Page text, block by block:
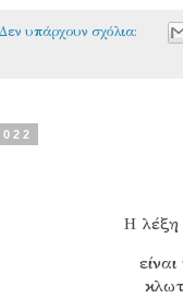
Δεν υπάρχουν σχόλια:
Η